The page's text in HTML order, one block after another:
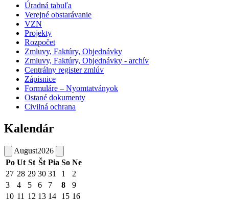
Úradná tabuľa
Verejné obstarávanie
VZN
Projekty
Rozpočet
Zmluvy, Faktúry, Objednávky
Zmluvy, Faktúry, Objednávky - archív
Centrálny register zmlúv
Zápisnice
Formuláre – Nyomtatványok
Ostané dokumenty
Civilná ochrana
Kalendár
August2026
Po Ut St Št Pia So Ne
27 28 29 30 31 1
2
3
4 5 6 7 8
9
10 11 12 13 14 15 16